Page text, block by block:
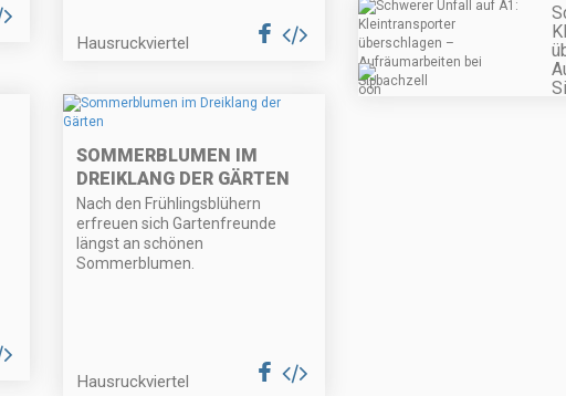
Hausruckviertel
SOMMERBLUMEN IM
DREIKLANG DER GÄRTEN
Nach den Frühlingsblühern
erfreuen sich Gartenfreunde
längst an schönen
Sommerblumen.
Hausruckviertel